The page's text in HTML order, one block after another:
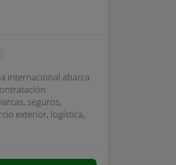
internacional abarca
seguros,
exterior, logística,